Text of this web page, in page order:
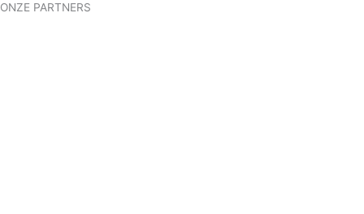
ONZE PARTNERS